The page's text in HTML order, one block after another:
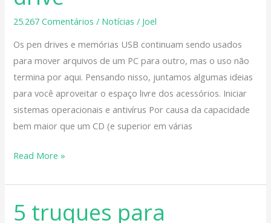
25.267 Comentários / Notícias / Joel
Os pen drives e memórias USB continuam sendo usados
para mover arquivos de um PC para outro, mas o uso não
termina por aqui. Pensando nisso, juntamos algumas ideias
para você aproveitar o espaço livre dos acessórios. Iniciar
sistemas operacionais e antivírus Por causa da capacidade
bem maior que um CD (e superior em várias
drive
Read More »
5 truques para
5